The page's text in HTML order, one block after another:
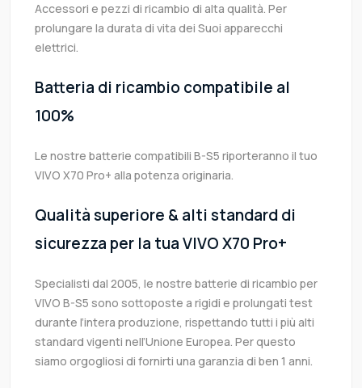
Accessori e pezzi di ricambio di alta qualità. Per
prolungare la durata di vita dei Suoi apparecchi
elettrici.
Batteria di ricambio compatibile al
100%
Le nostre batterie compatibili B-S5 riporteranno il tuo
VIVO X70 Pro+ alla potenza originaria.
Qualità superiore & alti standard di
sicurezza per la tua VIVO X70 Pro+
Specialisti dal 2005, le nostre batterie di ricambio per
VIVO B-S5 sono sottoposte a rigidi e prolungati test
durante l’intera produzione, rispettando tutti i più alti
standard vigenti nell’Unione Europea. Per questo
siamo orgogliosi di fornirti una garanzia di ben 1 anni.